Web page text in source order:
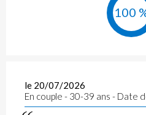
100
le 20/07/2026
En couple - 30-39 ans - Date